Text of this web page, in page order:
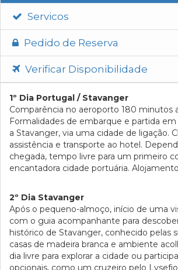
Servicos
Pedido de Reserva
Verificar Disponibilidade
1º Dia Portugal / Stavanger
Comparência no aeroporto 180 minutos
Formalidades de embarque e partida
a Stavanger, via uma cidade de ligação.
assistência e transporte ao hotel.
chegada, tempo livre para um primeiro
encantadora cidade portuária.
2º Dia Stavanger
Após o pequeno-almoço, início de uma
com o guia acompanhante para
histórico de Stavanger, conhecido pelas
casas de madeira branca e ambiente
dia livre para explorar a cidade ou
opcionais, como um cruzeiro pelo